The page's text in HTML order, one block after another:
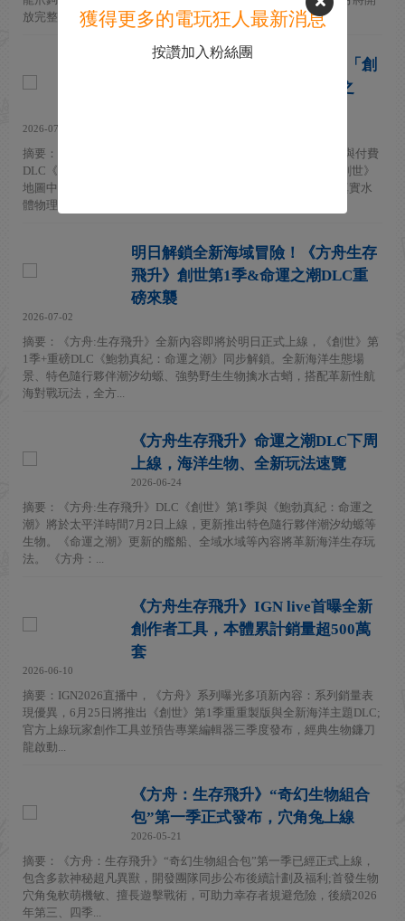
放完整天空世界地...
揚帆起航！《方舟：生存飛升》「創
世」第1季與「鮑勃真紀：命運之
2026-07-07
摘要：《方舟：生存飛升》於 7月4日正式上線《創世》第 1 季與付費
DLC《鮑勃真紀：命運之潮》。本次更新以海洋為核心，將《創世》
地圖中的海洋群落徹底重做為"方舟首個實體模擬海洋"，引入真實水
體物理...
明日解鎖全新海域冒險！《方舟生存
飛升》創世第1季&命運之潮DLC重
磅來襲
2026-07-02
摘要：《方舟:生存飛升》全新內容即將於明日正式上線，《創世》第
1季+重磅DLC《鮑勃真紀：命運之潮》同步解鎖。全新海洋生態場
景、特色隨行夥伴潮汐幼螈、強勢野生生物擒水古蛸，搭配革新性航
海對戰玩法，全方...
《方舟生存飛升》命運之潮DLC下周
上線，海洋生物、全新玩法速覽
2026-06-24
摘要：《方舟:生存飛升》DLC《創世》第1季與《鮑勃真紀：命運之
潮》將於太平洋時間7月2日上線，更新推出特色隨行夥伴潮汐幼螈等
生物。《命運之潮》更新的艦船、全域水域等內容將革新海洋生存玩
法。 《方舟：...
《方舟生存飛升》IGN live首曝全新
創作者工具，本體累計銷量超500萬
套
2026-06-10
摘要：IGN2026直播中，《方舟》系列曝光多項新內容：系列銷量表
現優異，6月25日將推出《創世》第1季重重製版與全新海洋主題DLC;
官方上線玩家創作工具並預告專業編輯器三季度發布，經典生物鐮刀
龍啟動...
《方舟：生存飛升》“奇幻生物組合
包”第一季正式發布，穴角兔上線
2026-05-21
摘要：《方舟：生存飛升》“奇幻生物組合包”第一季已經正式上線，
包含多款神秘超凡異獸，開發團隊同步公布後續計劃及福利;首發生物
穴角兔軟萌機敏、擅長遊擊戰術，可助力幸存者規避危險，後續2026
年第三、四季...
獲得更多的電玩狂人最新消息
按讚加入粉絲團